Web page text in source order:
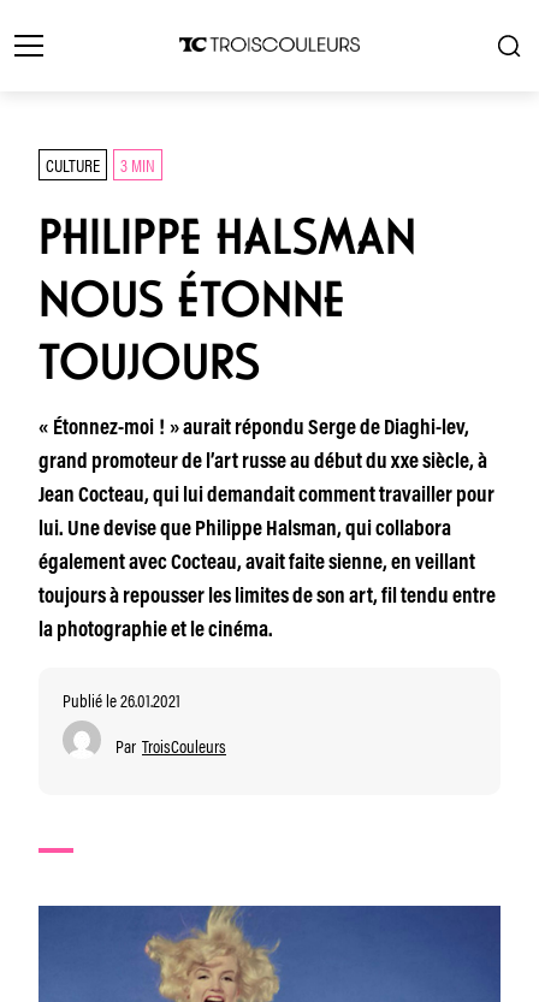
CULTURE 3 MIN
PHILIPPE HALSMAN
NOUS ÉTONNE
TOUJOURS
« Étonnez-moi ! » aurait répondu Serge de Diaghi-lev,
grand promoteur de l’art russe au début du xxe siècle, à
Jean Cocteau, qui lui demandait comment travailler pour
lui. Une devise que Philippe Halsman, qui collabora
également avec Cocteau, avait faite sienne, en veillant
toujours à repousser les limites de son art, fil tendu entre
la photographie et le cinéma.
Publié le 26.01.2021
Par TroisCouleurs